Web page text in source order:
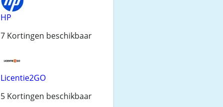
HP
7 Kortingen beschikbaar
Licentie2GO
5 Kortingen beschikbaar